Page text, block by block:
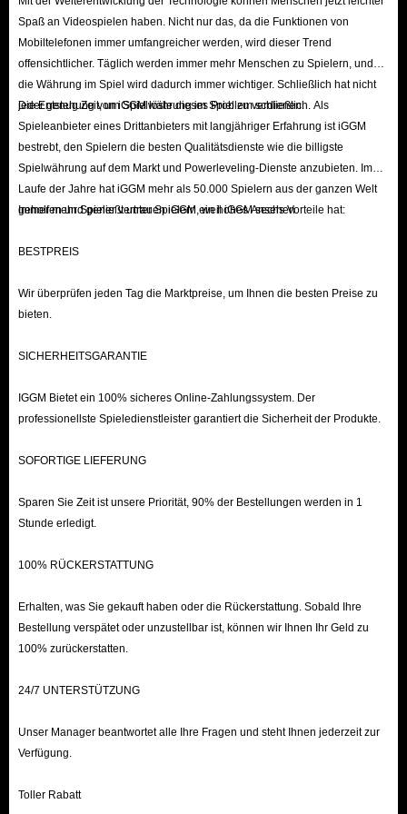
Weg, um kostenlose CP in COD Mobile zu erhalten, aber es kostet Sie
nichts, es auszuprobieren.
Nehmen Sie an COD Mobile-Turnieren teil: Jede Woche können Sie an
Turnieren auf COD Mobile teilnehmen, bei denen Sie mit bis zu 300
kostenlosen COD-Punkten belohnt werden können. Es basiert auf Ihrer
Leistung. Je besser Sie also spielen, desto mehr CP schalten Sie
kostenlos frei. Die Mindestbelohnung beträgt jedoch 10 CP. Nehmen
Sie also teil, Sie werden gewinnen!
aufgefordert, eine kurze Umfrage in Call of Duty Mobile auszufüllen,
zufällig, aber Sie könnten Glück haben und ein paar Fragen
Besuchen Sie IGGM.com.
kaufen“.
Informationen nicht anderweitig verwendet werden.
aus und klicken Sie auf „Jetzt bezahlen“.
Nach Zahlungseingang werden unsere Mitarbeiter die Ware
IGGM.com kaufen – CP zu verkaufen
Spaß an Videospielen haben. Nicht nur das, da die Funktionen von
Mobiltelefonen immer umfangreicher werden, wird dieser Trend
offensichtlicher. Täglich werden immer mehr Menschen zu Spielern, und
die Währung im Spiel wird dadurch immer wichtiger. Schließlich hat nicht
jeder genug Zeit, um Spielwährung im Spiel zu verdienen.
Die Entstehung von iGGM löste dieses Problem schließlich. Als
Spieleanbieter eines Drittanbieters mit langjähriger Erfahrung ist iGGM
bestrebt, den Spielern die besten Qualitätsdienste wie die billigste
Spielwährung auf dem Markt und Powerleveling-Dienste anzubieten. Im
Laufe der Jahre hat iGGM mehr als 50.000 Spielern aus der ganzen Welt
geholfen und genießt unter Spielern ein hohes Ansehen.
Immer mehr Spieler vertrauen iGGM, weil iGGM sechs Vorteile hat:
BESTPREIS
Wir überprüfen jeden Tag die Marktpreise, um Ihnen die besten Preise zu
bieten.
SICHERHEITSGARANTIE
IGGM Bietet ein 100% sicheres Online-Zahlungssystem. Der
professionellste Spieledienstleister garantiert die Sicherheit der Produkte.
SOFORTIGE LIEFERUNG
Sparen Sie Zeit ist unsere Priorität, 90% der Bestellungen werden in 1
Stunde erledigt.
100% RÜCKERSTATTUNG
Erhalten, was Sie gekauft haben oder die Rückerstattung. Sobald Ihre
Bestellung verspätet oder unzustellbar ist, können wir Ihnen Ihr Geld zu
100% zurückerstatten.
24/7 UNTERSTÜTZUNG
Unser Manager beantwortet alle Ihre Fragen und steht Ihnen jederzeit zur
Verfügung.
Toller Rabatt